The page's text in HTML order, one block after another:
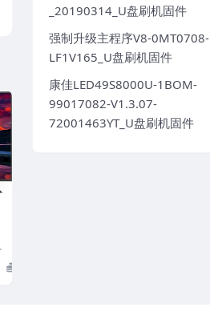
_20190314_U盘刷机固件
强制升级主程序V8-0MT0708-
LF1V165_U盘刷机固件
康佳LED49S8000U-1BOM-
99017082-V1.3.07-
72001463YT_U盘刷机固件